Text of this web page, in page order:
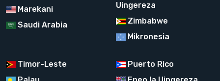
Marekani
Saudi Arabia
Uingereza
Zimbabwe
Mikronesia
Timor-Leste
Puerto Rico